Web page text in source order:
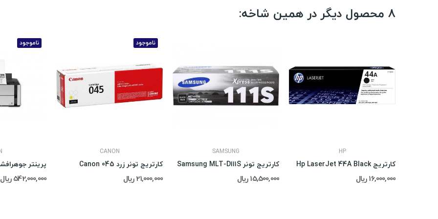
8 محصول دیگر در همین شاخه:
ناموجود
542,000,000 ریال
ناموجود
CANON
کارتریج تونر زرد Canon 045
21,000,000 ریال
SAMSUNG
کارتریج تونر Samsung MLT-D111S
15,500,000 ریال
HP
کارتریج Hp LaserJet 44A Black
16,000,000 ریال